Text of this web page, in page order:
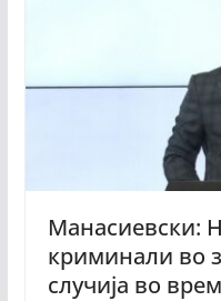
Манасиевски:
криминали во
случија во